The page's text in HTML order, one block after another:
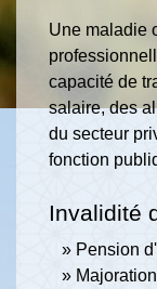
Une maladie
capacité de
salaire, des
du secteur
fonction
Invalidité
Pension